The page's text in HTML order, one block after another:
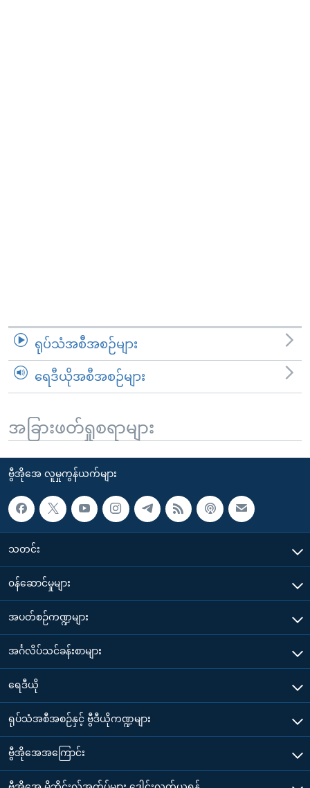
ရုပ်သံအစီအစဉ်များ
ရေဒီယိုအစီအစဉ်များ
အခြားဖတ်ရှုစရာများ
ဗွီအိုအေ လူမှုကွန်ယက်များ
သတင်း
၀န်ဆောင်မှုများ
အပတ်စဉ်ကဏ္ဍများ
အင်္ဂလိပ်သင်ခန်းစာများ
ရေဒီယို
ရုပ်သံအစီအစဉ်နှင့် ဗွီဒီယိုကဏ္ဍများ
ဗွီအိုအေအကြောင်း